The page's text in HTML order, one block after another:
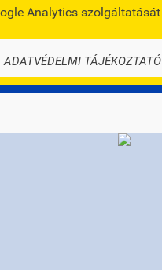
Analytics
ADATVÉDELMI TÁJÉKOZTATÓ